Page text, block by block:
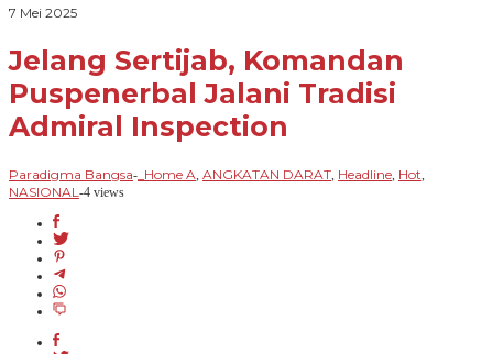
7 Mei 2025oleh
Jelang Sertijab, Komandan
Puspenerbal Jalani Tradisi
Admiral Inspection
Paradigma Bangsa- _Home A, ANGKATAN DARAT, Headline, Hot,
NASIONAL -4 views